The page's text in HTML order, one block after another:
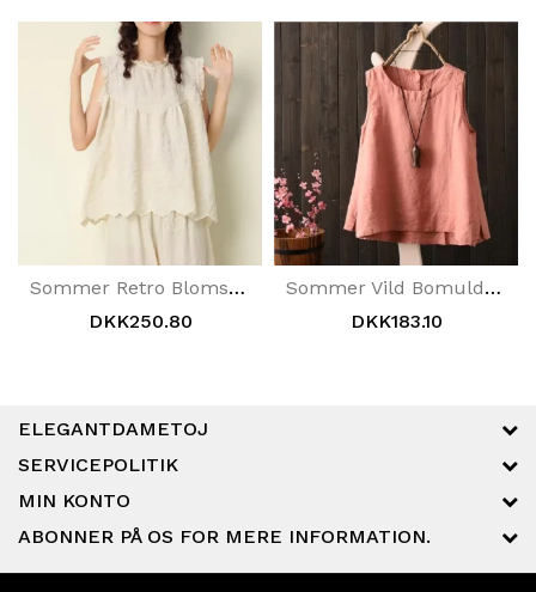
Sommer Retro Blomsterbroderi Bomuld Hørvest
DKK250.80
Sommer Vild Bomuld Og Linned Kvinder Vest
DKK183.10
ELEGANTDAMETOJ
SERVICEPOLITIK
MIN KONTO
ABONNER PÅ OS FOR MERE INFORMATION.